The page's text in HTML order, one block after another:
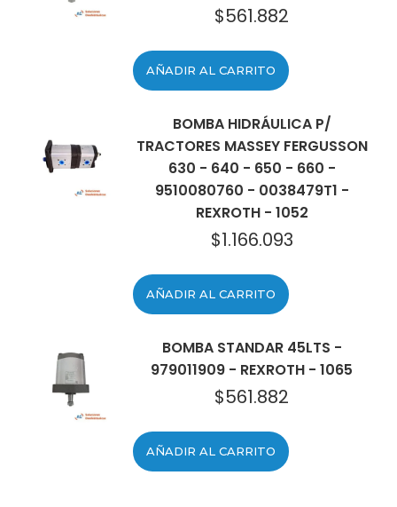
$561.882
AÑADIR AL CARRITO
BOMBA HIDRÁULICA P/
TRACTORES MASSEY FERGUSSON
630 - 640 - 650 - 660 -
9510080760 - 0038479T1 -
REXROTH - 1052
$1.166.093
AÑADIR AL CARRITO
BOMBA STANDAR 45LTS -
979011909 - REXROTH - 1065
$561.882
AÑADIR AL CARRITO